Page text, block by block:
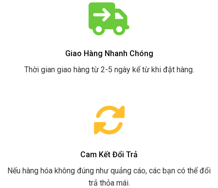
Giao Hàng Nhanh Chóng
Thời gian giao hàng từ 2-5 ngày kể từ khi đặt hàng.
Cam Kết Đổi Trả
Nếu hàng hóa không đúng như quảng cáo, các bạn có thể đổi
trả thỏa mái.